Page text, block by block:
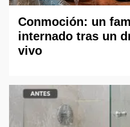
Conmoción: un
internado tras un
vivo